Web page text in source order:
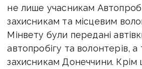
не лише учасникам
захисникам та місцевим
Мінвету були передані
автопробігу та волонтерів,
захисникам Донеччини. Крім